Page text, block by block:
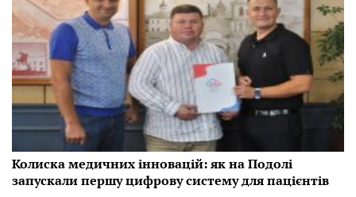
Колиска медичних інновацій: як на Подолі
запускали першу цифрову систему для пацієнтів